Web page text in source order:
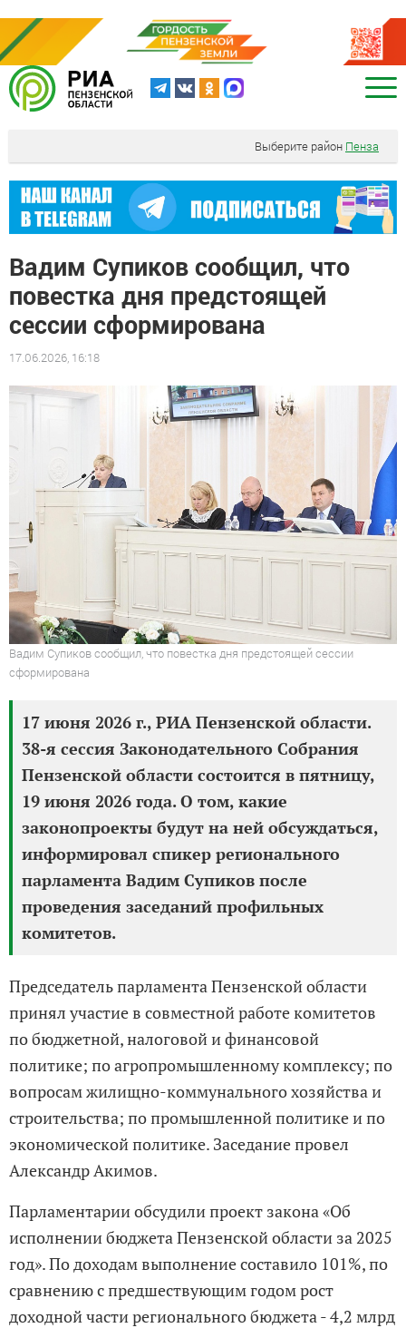
Выберите район Пенза
Вадим Супиков сообщил, что
повестка дня предстоящей
сессии сформирована
17.06.2026, 16:18
Вадим Супиков сообщил, что повестка дня предстоящей сессии
сформирована
17 июня 2026 г., РИА Пензенской области.
38-я сессия Законодательного Собрания
Пензенской области состоится в пятницу,
19 июня 2026 года. О том, какие
законопроекты будут на ней обсуждаться,
информировал спикер регионального
парламента Вадим Супиков после
проведения заседаний профильных
комитетов.
Председатель парламента Пензенской области
принял участие в совместной работе комитетов
по бюджетной, налоговой и финансовой
политике; по агропромышленному комплексу; по
вопросам жилищно-коммунального хозяйства и
строительства; по промышленной политике и по
экономической политике. Заседание провел
Александр Акимов.
Парламентарии обсудили проект закона «Об
исполнении бюджета Пензенской области за 2025
год». По доходам выполнение составило 101%, по
сравнению с предшествующим годом рост
доходной части регионального бюджета - 4,2 млрд